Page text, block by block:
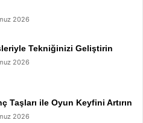
2026
Tekniğinizi Geliştirin
2026
Taşları ile Oyun Keyfini Artırın
2026